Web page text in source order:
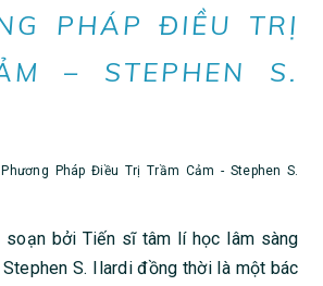
PHÁP ĐIỀU TRỊ
– STEPHEN S.
bởi Tiến sĩ tâm lí học lâm sàng
S. Ilardi đồng thời là một bác